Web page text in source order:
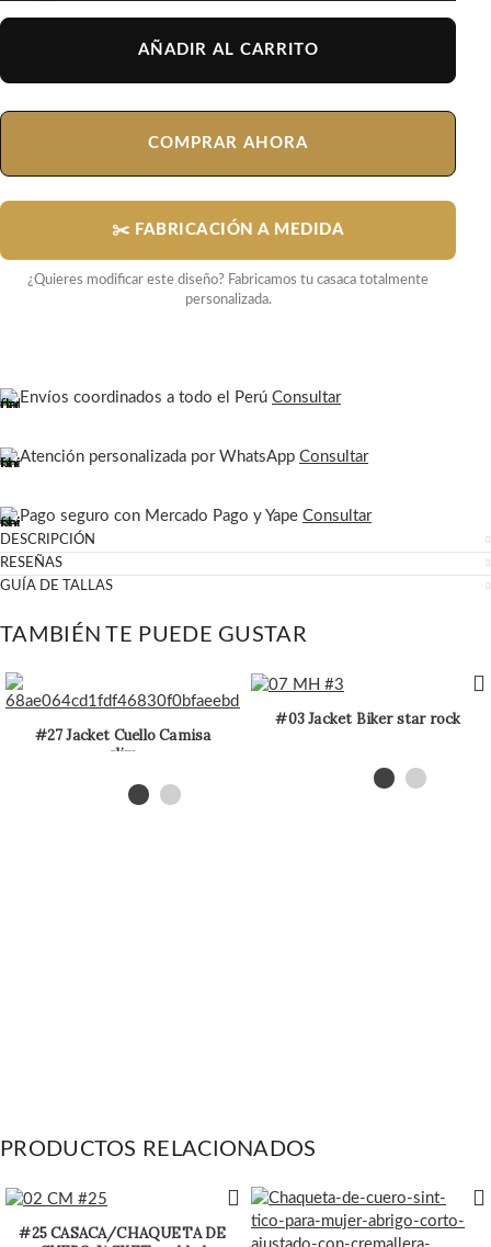
AÑADIR AL CARRITO
COMPRAR AHORA
✂️ FABRICACIÓN A MEDIDA
¿Quieres modificar este diseño? Fabricamos tu casaca totalmente
personalizada.
Envíos coordinados a todo el Perú Consultar
Atención personalizada por WhatsApp Consultar
Pago seguro con Mercado Pago y Yape Consultar
DESCRIPCIÓN
RESEÑAS
GUÍA DE TALLAS
TAMBIÉN TE PUEDE GUSTAR
#27 Jacket Cuello Camisa
slim
#03 Jacket Biker star rock
PRODUCTOS RELACIONADOS
#25 CASACA/CHAQUETA DE